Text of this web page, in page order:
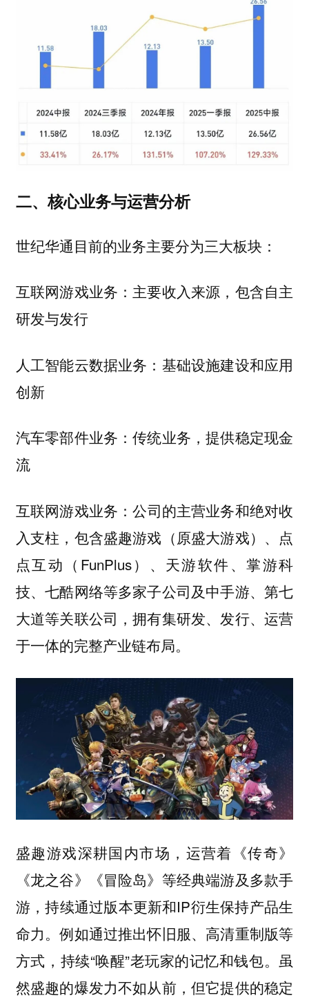
二、核心业务与运营分析
世纪华通目前的业务主要分为三大板块：
互联网游戏业务：主要收入来源，包含自主
研发与发行
人工智能云数据业务：基础设施建设和应用
创新
汽车零部件业务：传统业务，提供稳定现金
流
互联网游戏业务：公司的主营业务和绝对收
入支柱，包含盛趣游戏（原盛大游戏）、点
点互动（FunPlus）、天游软件、掌游科
技、七酷网络等多家子公司及中手游、第七
大道等关联公司，拥有集研发、发行、运营
于一体的完整产业链布局。
盛趣游戏深耕国内市场，运营着《传奇》
《龙之谷》《冒险岛》等经典端游及多款手
游，持续通过版本更新和IP衍生保持产品生
命力。例如通过推出怀旧服、高清重制版等
方式，持续“唤醒”老玩家的记忆和钱包。虽
然盛趣的爆发力不如从前，但它提供的稳定